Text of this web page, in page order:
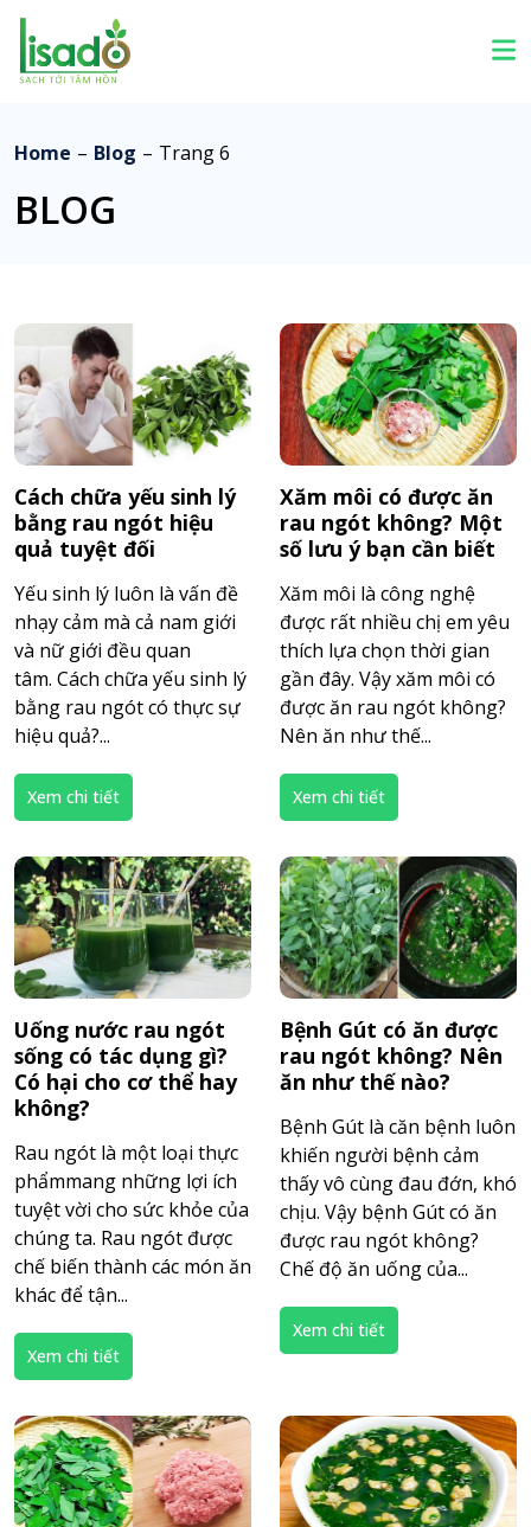
Home – Blog – Trang 6
BLOG
Cách chữa yếu sinh lý
bằng rau ngót hiệu
quả tuyệt đối
Yếu sinh lý luôn là vấn đề
nhạy cảm mà cả nam giới
và nữ giới đều quan
tâm. Cách chữa yếu sinh lý
bằng rau ngót có thực sự
hiệu quả?...
Xem chi tiết
Xăm môi có được ăn
rau ngót không? Một
số lưu ý bạn cần biết
Xăm môi là công nghệ
được rất nhiều chị em yêu
thích lựa chọn thời gian
gần đây. Vậy xăm môi có
được ăn rau ngót không?
Nên ăn như thế...
Xem chi tiết
Uống nước rau ngót
sống có tác dụng gì?
Có hại cho cơ thể hay
không?
Rau ngót là một loại thực
phẩmmang những lợi ích
tuyệt vời cho sức khỏe của
chúng ta. Rau ngót được
chế biến thành các món ăn
khác để tận...
Xem chi tiết
Bệnh Gút có ăn được
rau ngót không? Nên
ăn như thế nào?
Bệnh Gút là căn bệnh luôn
khiến người bệnh cảm
thấy vô cùng đau đớn, khó
chịu. Vậy bệnh Gút có ăn
được rau ngót không?
Chế độ ăn uống của...
Xem chi tiết